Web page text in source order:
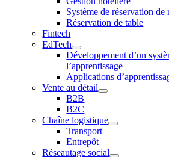
Système de réservation de
Réservation de table
Fintech
EdTech
Développement d’un
l’apprentissage
Applications
Vente au détail
B2B
B2C
Chaîne logistique
Transport
Entrepôt
Réseautage social